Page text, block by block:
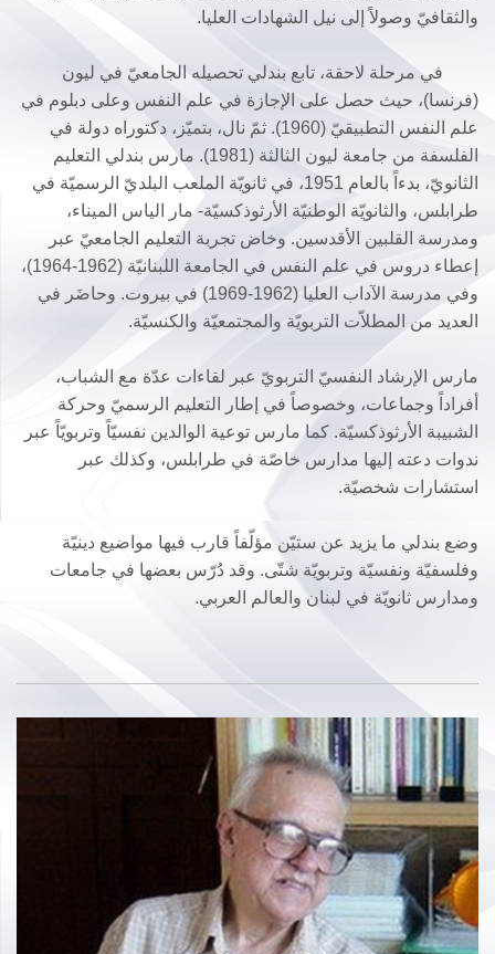
والثقافيّ وصولاً إلى نيل الشهادات العليا.
في مرحلة لاحقة، تابع بندلي تحصيله الجامعيّ في ليون
(فرنسا)، حيث حصل على الإجازة في علم النفس وعلى دبلوم في
علم النفس التطبيقيّ (1960). ثمّ نال، بتميّز، دكتوراه دولة في
الفلسفة من جامعة ليون الثالثة (1981). مارس بندلي التعليم
الثانويّ، بدءاً بالعام 1951، في ثانويّة الملعب البلديّ الرسميّة في
طرابلس، والثانويّة الوطنيّة الأرثوذكسيّة- مار الياس الميناء،
ومدرسة القلبين الأقدسين. وخاض تجربة التعليم الجامعيّ عبر
إعطاء دروس في علم النفس في الجامعة اللبنانيّة (1962-1964)،
وفي مدرسة الآداب العليا (1962-1969) في بيروت. وحاضَر في
العديد من المطلاّت التربويّة والمجتمعيّة والكنسيّة.
مارس الإرشاد النفسيّ التربويّ عبر لقاءات عدّة مع الشباب،
أفراداً وجماعات، وخصوصاً في إطار التعليم الرسميّ وحركة
الشبيبة الأرثوذكسيّة. كما مارس توعية الوالدين نفسيّاً وتربويّاً عبر
ندوات دعته إليها مدارس خاصّة في طرابلس، وكذلك عبر
استشارات شخصيّة.
وضع بندلي ما يزيد عن ستيّن مؤلّفاً قارب فيها مواضيع دينيّة
وفلسفيّة ونفسيّة وتربويّة شتّى. وقد دُرّس بعضها في جامعات
ومدارس ثانويّة في لبنان والعالم العربي.